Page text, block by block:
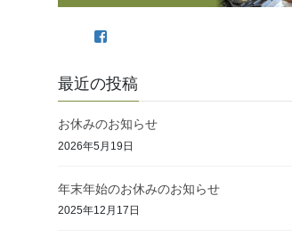
最近の投稿
お休みのお知らせ
2026年5月19日
年末年始のお休みのお知らせ
2025年12月17日